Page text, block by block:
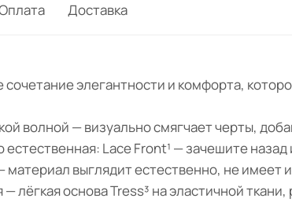
Доставка
сочетание элегантности и комфорта,
волной — визуально смягчает черты,
Lace Front¹ — зачешите
выглядит естественно, не имеет
лёгкая основа Tress³ на эластичной